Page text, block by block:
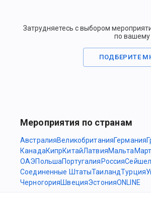
Затрудняетесь с выбором
по вашему
ПОДБЕРИТЕ
Мероприятия по странам
АвстралияВеликобританияГермания
КанадаКипрКитайЛатвияМальта
ОАЭПольшаПортугалия Россия
Соединенные ШтатыТаиландТурция
ЧерногорияШвецияЭстонияONLINE